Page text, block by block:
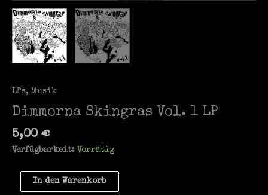
LPs, Musik
Dimmorna Skingras Vol. 1 LP
5,00 €
Verfügbarkeit: Vorrätig
Dimmorna
Skingras
In den Warenkorb